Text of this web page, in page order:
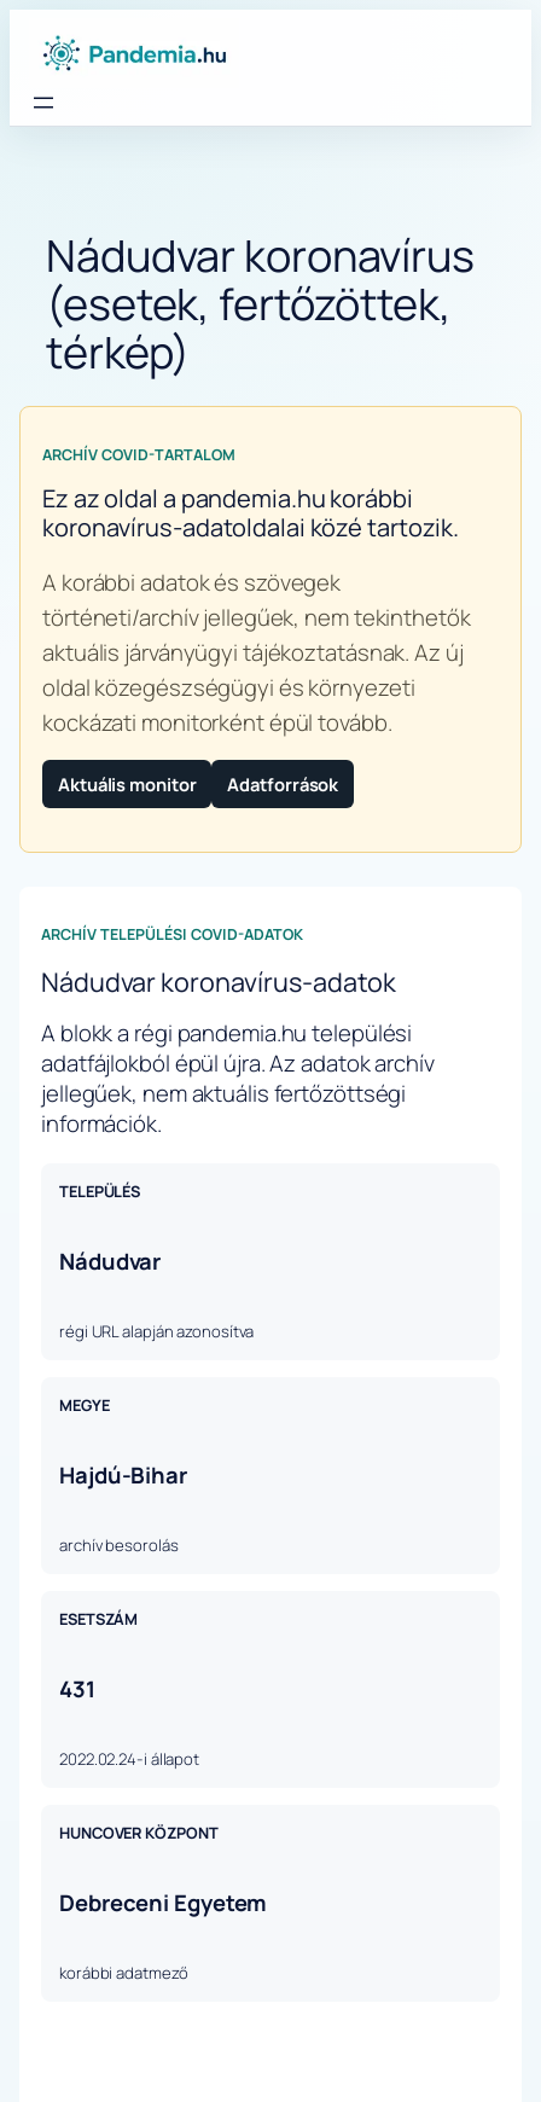
Nádudvar koronavírus
(esetek, fertőzöttek,
térkép)
ARCHÍV COVID-TARTALOM
Ez az oldal a pandemia.hu korábbi
koronavírus-adatoldalai közé tartozik.
A korábbi adatok és szövegek
történeti/archív jellegűek, nem tekinthetők
aktuális járványügyi tájékoztatásnak. Az új
oldal közegészségügyi és környezeti
kockázati monitorként épül tovább.
Aktuális monitor Adatforrások
ARCHÍV TELEPÜLÉSI COVID-ADATOK
Nádudvar koronavírus-adatok
A blokk a régi pandemia.hu települési
adatfájlokból épül újra. Az adatok archív
jellegűek, nem aktuális fertőzöttségi
információk.
TELEPÜLÉS
Nádudvar
régi URL alapján azonosítva
MEGYE
Hajdú-Bihar
archív besorolás
ESETSZÁM
431
2022.02.24-i állapot
HUNCOVER KÖZPONT
Debreceni Egyetem
korábbi adatmező